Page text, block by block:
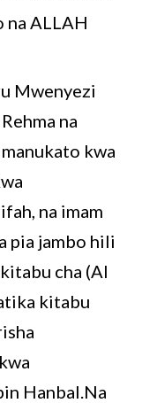
na ALLAH
Mwenyezi
na
kwa
na imam
pia jambo hili
cha (Al
kitabu
Hanbal.Na